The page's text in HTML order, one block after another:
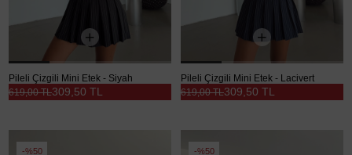
Pileli Çizgili Mini Etek - Siyah
309,50 TL
619,00 TL
Pileli Çizgili Mini Etek - Lacivert
309,50 TL
619,00 TL
%50 %50